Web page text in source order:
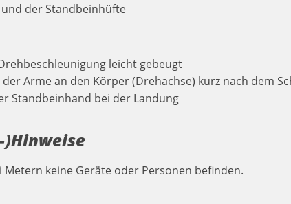
der Standbeinhüfte
leicht gebeugt
Arme an den Körper (Drehachse) kurz nach dem
Standbeinhand bei der Landung
Metern keine Geräte oder Personen befinden.